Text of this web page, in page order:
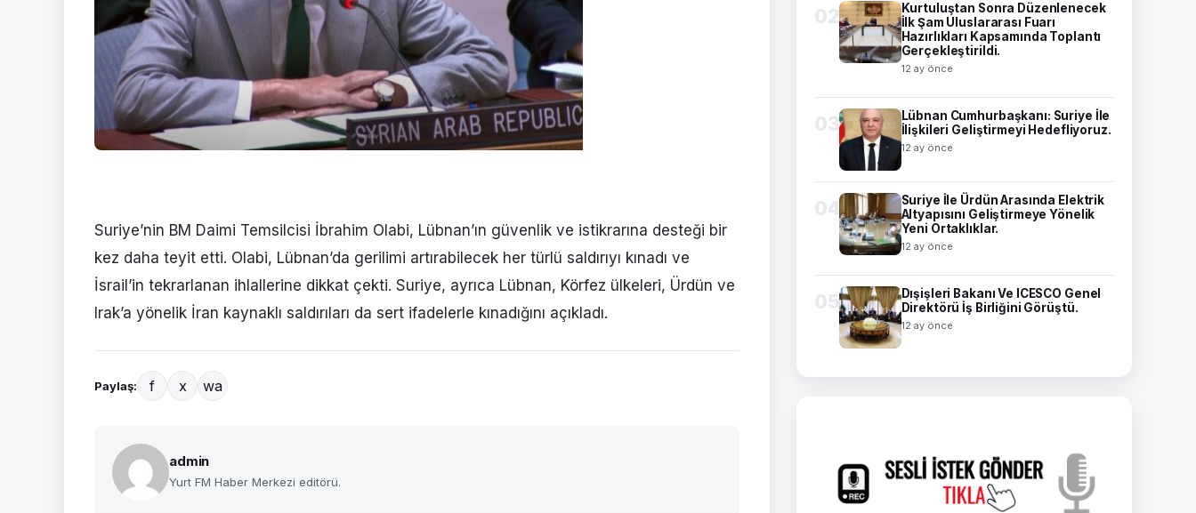
Suriye’nin BM Daimi Temsilcisi İbrahim Olabi, Lübnan’ın güvenlik ve istikrarına desteği bir
kez daha teyit etti. Olabi, Lübnan’da gerilimi artırabilecek her türlü saldırıyı kınadı ve
İsrail’in tekrarlanan ihlallerine dikkat çekti. Suriye, ayrıca Lübnan, Körfez ülkeleri, Ürdün ve
Irak’a yönelik İran kaynaklı saldırıları da sert ifadelerle kınadığını açıkladı.
Paylaş: f x wa
admin
Yurt FM Haber Merkezi editörü.
02
Kurtuluştan Sonra Düzenlenecek
İlk Şam Uluslararası Fuarı
Hazırlıkları Kapsamında Toplantı
Gerçekleştirildi.
12 ay önce
03
Lübnan Cumhurbaşkanı: Suriye İle
İlişkileri Geliştirmeyi Hedefliyoruz.
12 ay önce
04
Suriye İle Ürdün Arasında Elektrik
Altyapısını Geliştirmeye Yönelik
Yeni Ortaklıklar.
12 ay önce
05
Dışişleri Bakanı Ve ICESCO Genel
Direktörü İş Birliğini Görüştü.
12 ay önce